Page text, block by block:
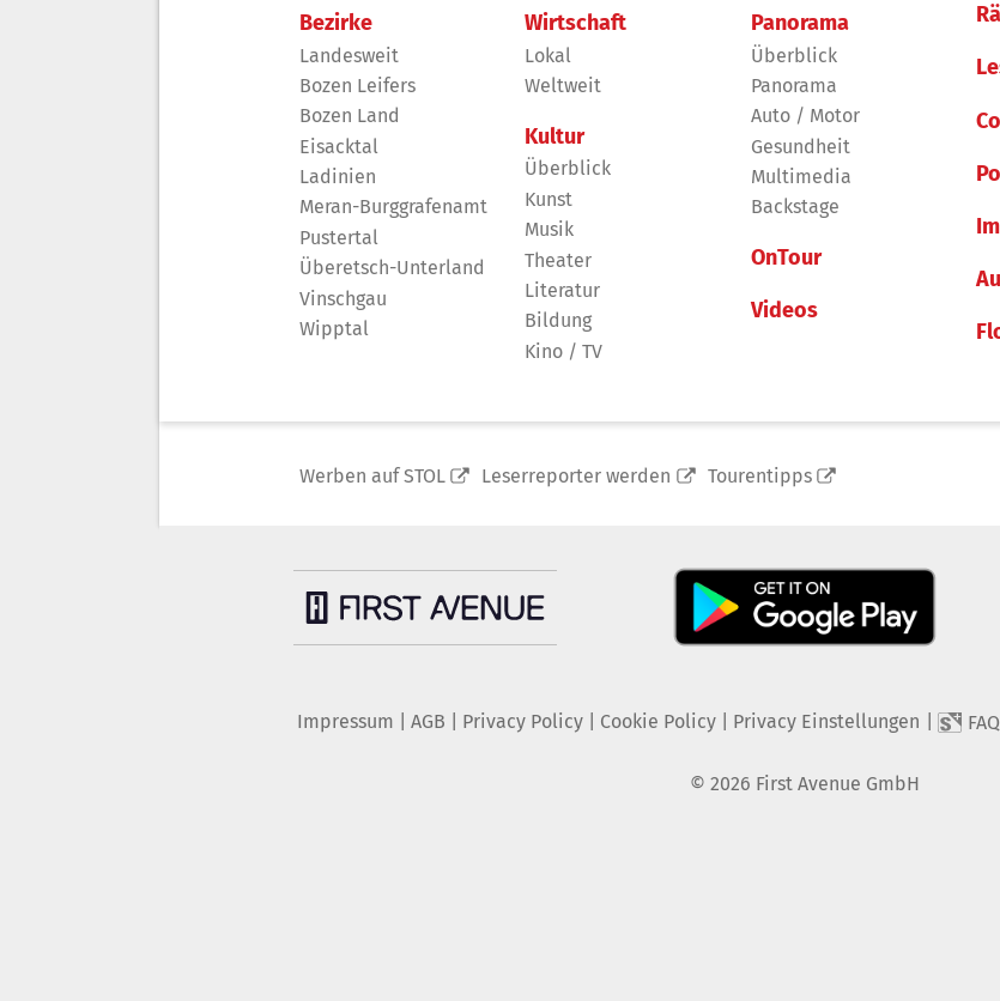
Bezirke
Landesweit
Bozen Leifers
Bozen Land
Eisacktal
Ladinien
Meran-Burggrafenamt
Pustertal
Überetsch-Unterland
Vinschgau
Wipptal
Wirtschaft
Lokal
Weltweit
Kultur
Überblick
Kunst
Musik
Theater
Literatur
Bildung
Kino / TV
Panorama
Überblick
Panorama
Auto / Motor
Gesundheit
Multimedia
Backstage
OnTour
Videos
Werben auf STOL Leserreporter werden Tourentipps
Impressum AGB Privacy Policy| Cookie Policy| Privacy Einstellungen FAQ
© 2026 First Avenue GmbH